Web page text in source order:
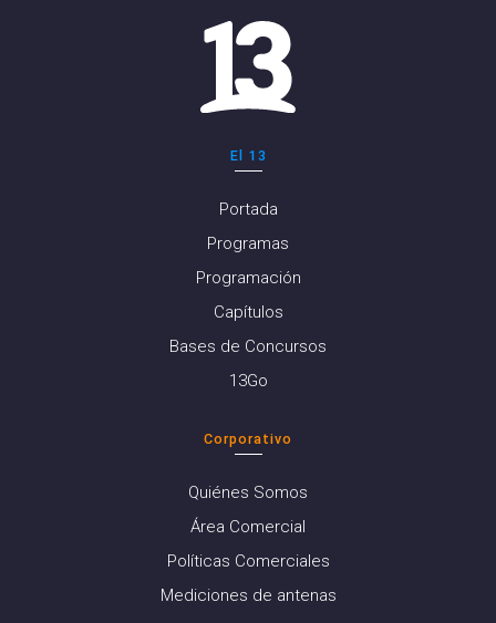
El 13
Portada
Programas
Programación
Capítulos
Bases de Concursos
13Go
Corporativo
Quiénes Somos
Área Comercial
Políticas Comerciales
Mediciones de antenas